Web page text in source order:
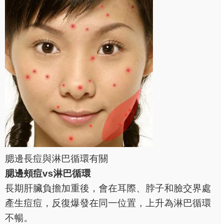
腮邊長痘與淋巴循環有關
腮邊頰痘vs淋巴循環
長期肝臟負擔加重後，會在耳際、脖子和臉交界處
產生痘痘，反復爆發在同一位置，上升為淋巴循環
不暢。